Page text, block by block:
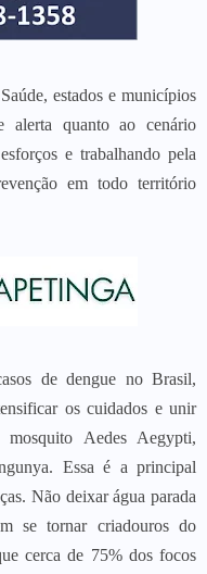
estados e municípios
alerta quanto ao cenário
e trabalhando pela
em todo território
de dengue no Brasil,
os cuidados e unir
Aedes Aegypti,
Essa é a principal
Não deixar água parada
se tornar criadouros do
cerca de 75% dos focos